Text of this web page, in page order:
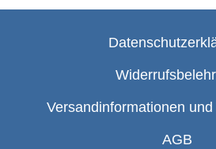
Versandinformationen
AGB